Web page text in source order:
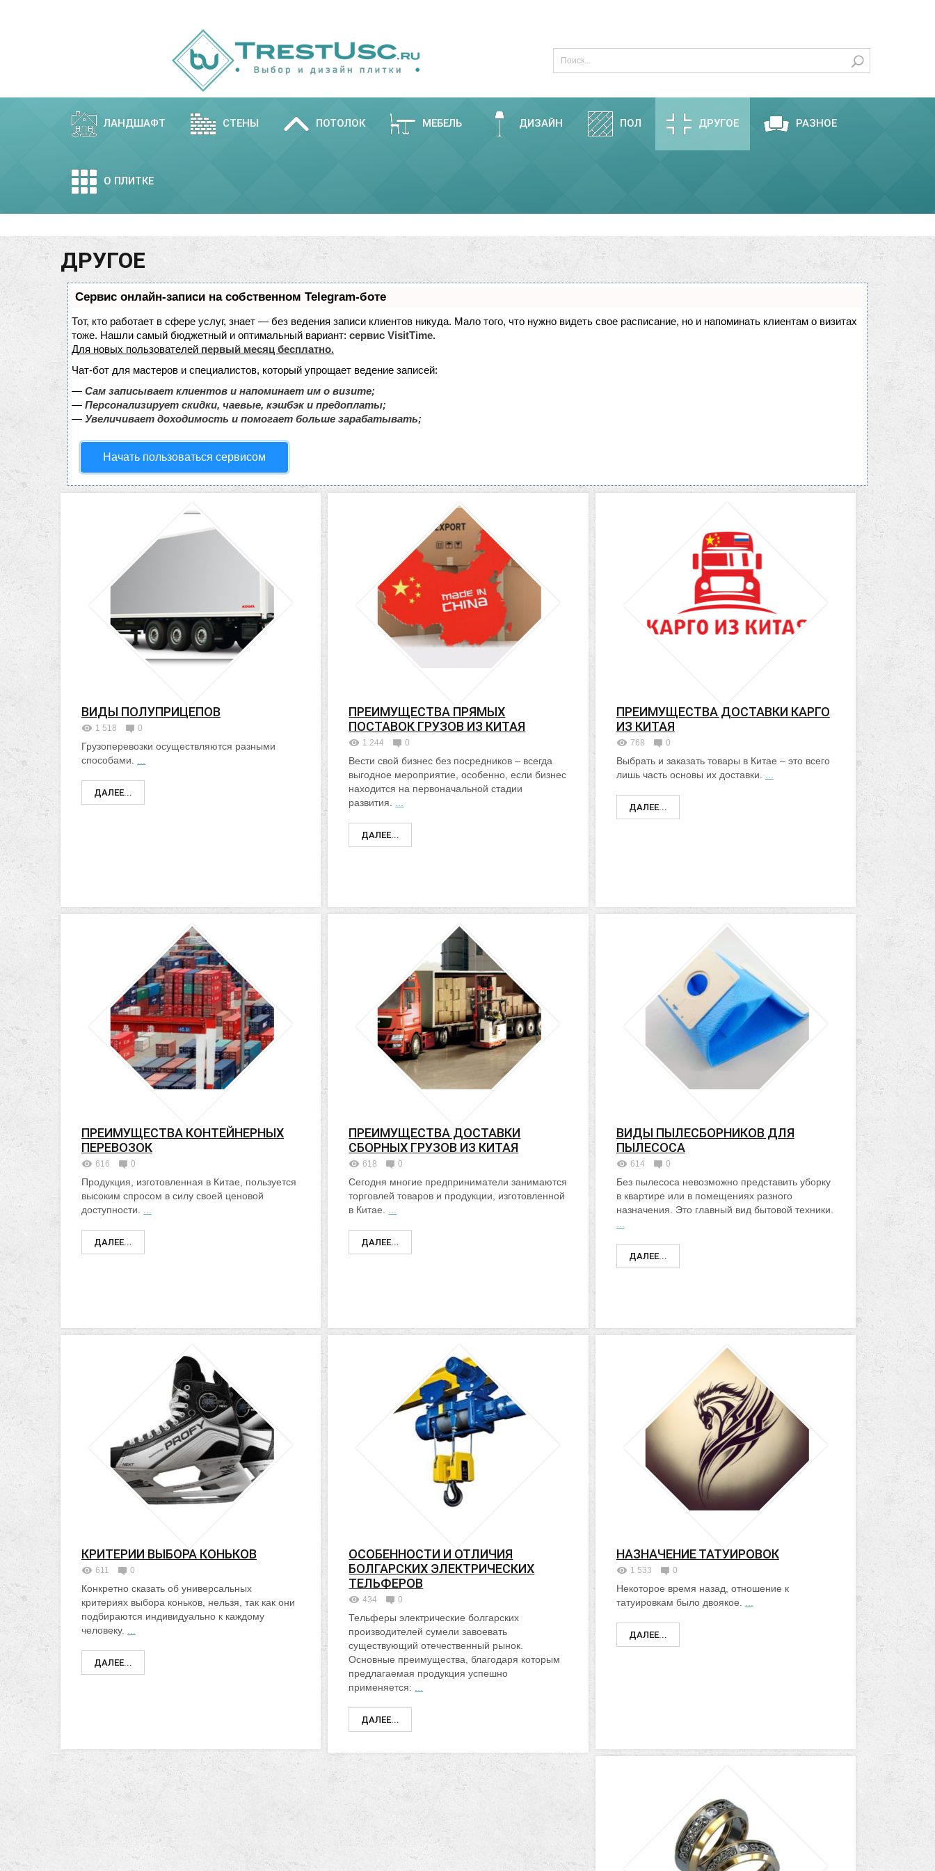
ЛАНДШАФТ СТЕНЫ ПОТОЛОК МЕБЕЛЬ ДИЗАЙН ПОЛ ДРУГОЕ РАЗНОЕ
О ПЛИТКЕ
ДРУГОЕ
Сервис онлайн-записи на собственном Telegram-боте
Тот, кто работает в сфере услуг, знает — без ведения записи клиентов никуда. Мало того, что нужно видеть свое расписание, но и напоминать клиентам о визитах
тоже. Нашли самый бюджетный и оптимальный вариант: сервис VisitTime.
Для новых пользователей первый месяц бесплатно.
Чат-бот для мастеров и специалистов, который упрощает ведение записей:
— Сам записывает клиентов и напоминает им о визите;
— Персонализирует скидки, чаевые, кэшбэк и предоплаты;
— Увеличивает доходимость и помогает больше зарабатывать;
Начать пользоваться сервисом
ВИДЫ ПОЛУПРИЦЕПОВ
1 518 0
Грузоперевозки осуществляются разными
способами. ...
ДАЛЕЕ...
ПРЕИМУЩЕСТВА ПРЯМЫХ
ПОСТАВОК ГРУЗОВ ИЗ КИТАЯ
1 244 0
Вести свой бизнес без посредников – всегда
выгодное мероприятие, особенно, если бизнес
находится на первоначальной стадии
развития. ...
ДАЛЕЕ...
ПРЕИМУЩЕСТВА ДОСТАВКИ КАРГО
ИЗ КИТАЯ
768 0
Выбрать и заказать товары в Китае – это всего
лишь часть основы их доставки. ...
ДАЛЕЕ...
ПРЕИМУЩЕСТВА КОНТЕЙНЕРНЫХ
ПЕРЕВОЗОК
616 0
Продукция, изготовленная в Китае, пользуется
высоким спросом в силу своей ценовой
доступности. ...
ДАЛЕЕ...
ПРЕИМУЩЕСТВА ДОСТАВКИ
СБОРНЫХ ГРУЗОВ ИЗ КИТАЯ
618 0
Сегодня многие предприниматели занимаются
торговлей товаров и продукции, изготовленной
в Китае. ...
ДАЛЕЕ...
ВИДЫ ПЫЛЕСБОРНИКОВ ДЛЯ
ПЫЛЕСОСА
614 0
Без пылесоса невозможно представить уборку
в квартире или в помещениях разного
назначения. Это главный вид бытовой техники.
...
ДАЛЕЕ...
КРИТЕРИИ ВЫБОРА КОНЬКОВ
611 0
Конкретно сказать об универсальных
критериях выбора коньков, нельзя, так как они
подбираются индивидуально к каждому
человеку. ...
ДАЛЕЕ...
ОСОБЕННОСТИ И ОТЛИЧИЯ
БОЛГАРСКИХ ЭЛЕКТРИЧЕСКИХ
ТЕЛЬФЕРОВ
434 0
Тельферы электрические болгарских
производителей сумели завоевать
существующий отечественный рынок.
Основные преимущества, благодаря которым
предлагаемая продукция успешно
применяется: ...
ДАЛЕЕ...
НАЗНАЧЕНИЕ ТАТУИРОВОК
1 533 0
Некоторое время назад, отношение к
татуировкам было двоякое. ...
ДАЛЕЕ...